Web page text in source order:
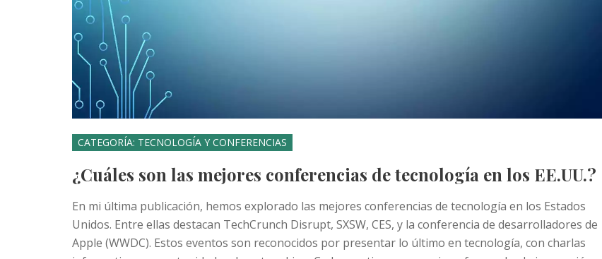
CATEGORÍA: TECNOLOGÍA Y CONFERENCIAS
¿Cuáles son las mejores conferencias de tecnología en los EE.UU.?
En mi última publicación, hemos explorado las mejores conferencias de tecnología en los Estados
Unidos. Entre ellas destacan TechCrunch Disrupt, SXSW, CES, y la conferencia de desarrolladores de
Apple (WWDC). Estos eventos son reconocidos por presentar lo último en tecnología, con charlas